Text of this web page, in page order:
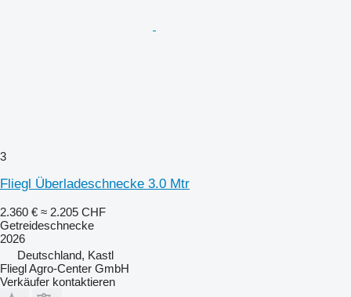
3
Fliegl Überladeschnecke 3.0 Mtr
2.360 € ≈ 2.205 CHF
Getreideschnecke
2026
Deutschland, Kastl
Fliegl Agro-Center GmbH
Verkäufer kontaktieren